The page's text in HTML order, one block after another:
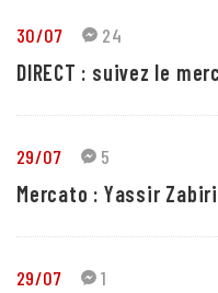
30/07 24
DIRECT : suivez le
29/07 5
Mercato : Yassir
29/07 1